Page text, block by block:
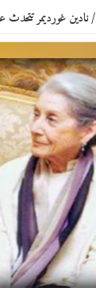
/نادين غورديمر